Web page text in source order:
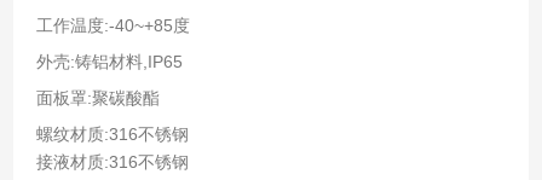
工作温度:-40~+85度
外壳:铸铝材料,IP65
面板罩:聚碳酸酯
螺纹材质:316不锈钢
接液材质:316不锈钢